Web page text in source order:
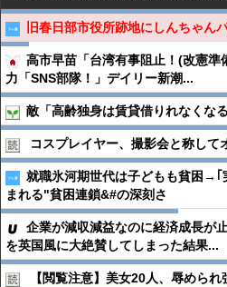
旧春日部市役所跡地にしんちゃん
高市早苗「台湾有事阻止！(改憲準
力「SNS部隊！」デイリー新潮...
敵「高齢独身は賃貸借りれなくな
コスプレイヤー、撮影会と称して
就職氷河期世代は子どもも貧困→｢
まれる"貧困連鎖&#の深刻さ
企業が減収減益なのに経済成長が
を英国風に大絶賛してしまった結果...
【閲覧注意】美女20人、辱めら